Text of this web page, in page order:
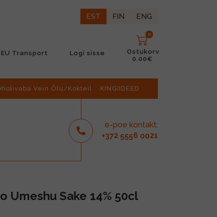
EST FIN ENG
EU Transport Logi sisse
0
Ostukorv
0.00€
Vein Õlu/Kokteil KINGIIDEED
e-poe kontakt:
+372 5556 0021
Umeshu Sake 14% 50cl